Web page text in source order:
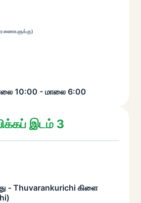
10:00 - மாலை 6:00
இடம் 3
- Thuvarankurichi கிளை